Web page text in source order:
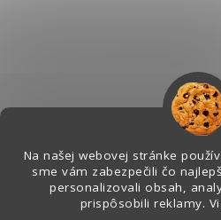
Na našej webovej stránke
sme vám zabezpečili čo
personalizovali obsah,
prispôsobili reklamy.
Sledovať na